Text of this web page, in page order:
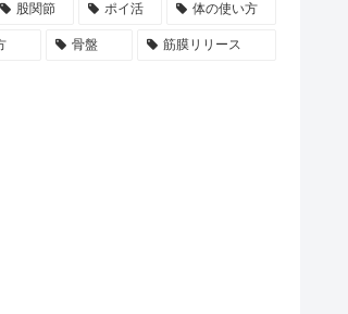
股関節 ポイ活 体の使い方
骨盤 筋膜リリース